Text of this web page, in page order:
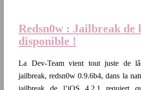
Redsn0w : Jailbreak de
disponible !
La Dev-Team vient tout juste de
jailbreak, redsn0w 0.9.6b4, dans la
jailbreak de l’iOS 4.2.1 requiert